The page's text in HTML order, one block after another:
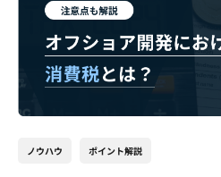
ノウハウ ポイント解説